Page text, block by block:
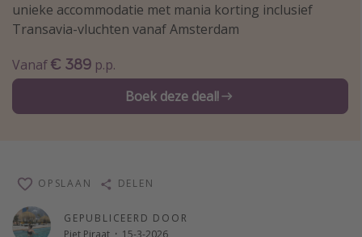
Type vakantie
Weekendje weg
Vakantieparken
Zonvakanties
unieke accommodatie met mania korting inclusief
Transavia-vluchten vanaf Amsterdam
Vanaf€ 389 p.p.
Boek deze deal!
GEPUBLICEERD DOOR
Piet Piraat · 15-3-2026
OPSLAAN DELEN